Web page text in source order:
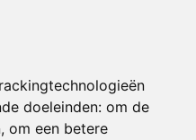
doeleinden: om de
, om een betere